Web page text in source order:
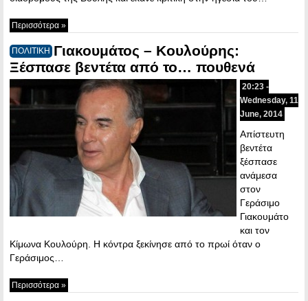
Περισσότερα »
ΠΟΛΙΤΙΚΗ Γιακουμάτος – Κουλούρης:
Ξέσπασε βεντέτα από το… πουθενά
20:23 -
Wednesday, 11
June, 2014
Απίστευτη
βεντέτα
ξέσπασε
ανάμεσα
στον
Γεράσιμο
Γιακουμάτο
και τον
Κίμωνα Κουλούρη. Η κόντρα ξεκίνησε από το πρωί όταν ο
Γεράσιμος…
Περισσότερα »